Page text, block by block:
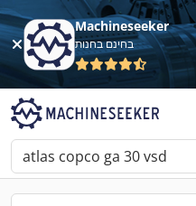
Machineseeker
בחינם בחנות